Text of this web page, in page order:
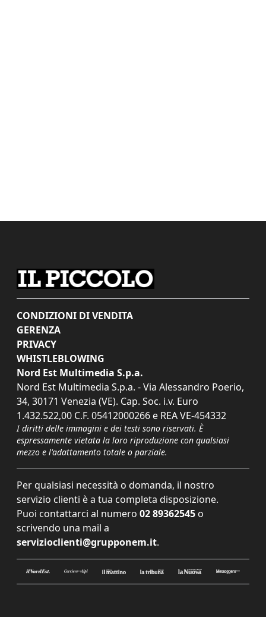
CONDIZIONI DI VENDITA
GERENZA
PRIVACY
WHISTLEBLOWING
Nord Est Multimedia S.p.a.
Nord Est Multimedia S.p.a. - Via Alessandro Poerio,
34, 30171 Venezia (VE). Cap. Soc. i.v. Euro
1.432.522,00 C.F. 05412000266 e REA VE-454332
I diritti delle immagini e dei testi sono riservati. È
espressamente vietata la loro riproduzione con qualsiasi
mezzo e l'adattamento totale o parziale.
Per qualsiasi necessità o domanda, il nostro
servizio clienti è a tua completa disposizione.
Puoi contattarci al numero 02 89362545 o
scrivendo una mail a
servizioclienti@grupponem.it.